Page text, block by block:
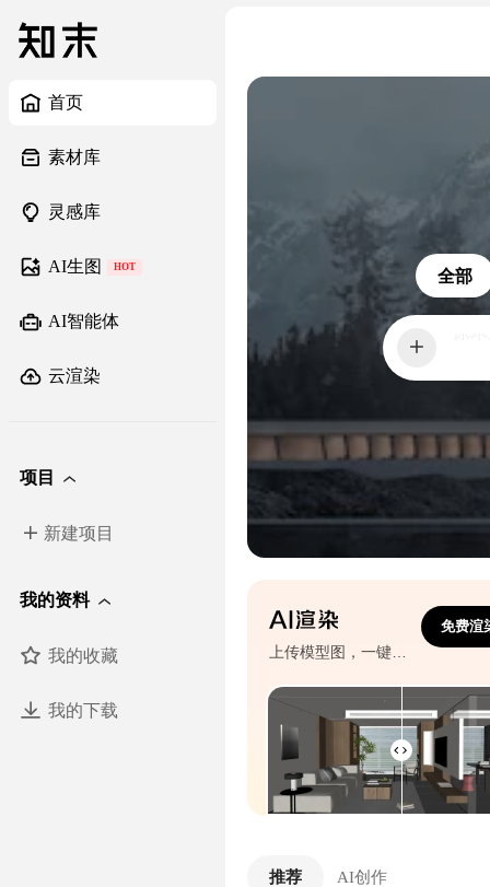
首页
素材库
灵感库
AI生图 HOT
AI智能体
云渲染
项目
新建项目
我的资料
我的收藏
我的下载
全部
上传模型图，一键生成效果图
免费渲
推荐 AI创作